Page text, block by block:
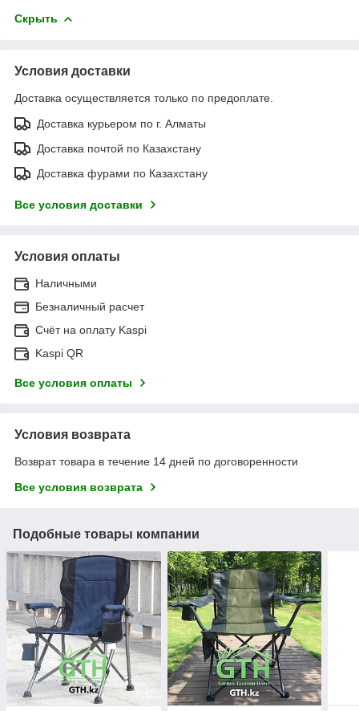
Скрыть
Условия доставки
Доставка осуществляется только по предоплате.
Доставка курьером по г. Алматы
Доставка почтой по Казахстану
Доставка фурами по Казахстану
Все условия доставки
Условия оплаты
Наличными
Безналичный расчет
Счёт на оплату Kaspi
Kaspi QR
Все условия оплаты
Условия возврата
Возврат товара в течение 14 дней по договоренности
Все условия возврата
Подобные товары компании